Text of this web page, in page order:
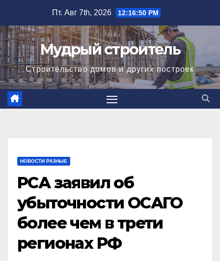
содержимому
Пт. Авг 7th, 2026 12:16:51 PM
Мудрый строитель
Строительство домов и других построек
НОВОСТИ РАЗНЫЕ
РСА заявил об
убыточности ОСАГО
более чем в трети
регионах РФ